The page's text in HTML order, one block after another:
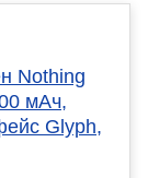
Nothing
мАч,
Glyph,